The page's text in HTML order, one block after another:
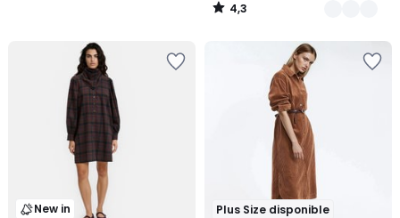
4,3
/
New in Plus Size disponible